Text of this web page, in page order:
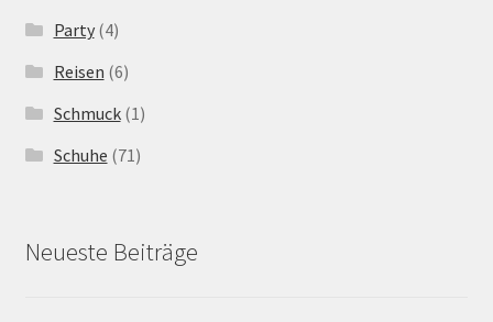
Party(4)
Reisen (6)
Schmuck(1)
Schuhe (71)
Neueste Beiträge